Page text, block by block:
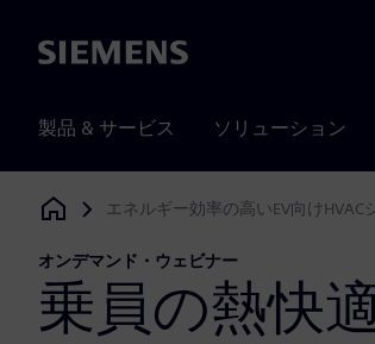
Siemens
製品 & サービス ソリューション
Siemens Digital Industries Software
エネルギー効率の高いEV向けHVAC
オンデマンド・ウェビナー
乗員の熱快